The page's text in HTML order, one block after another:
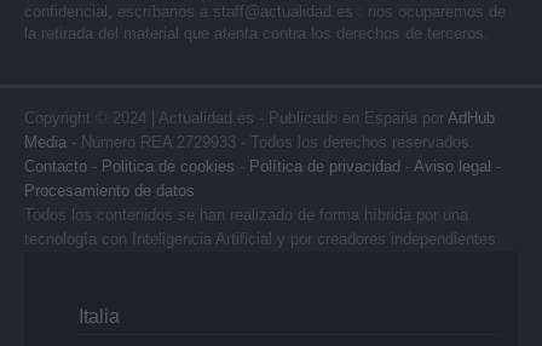
confidencial, escríbanos a staff@actualidad.es : nos ocuparemos de
la retirada del material que atenta contra los derechos de terceros.
Copyright © 2024 | Actualidad.es - Publicado en España por AdHub
Media - Numero REA 2729933 - Todos los derechos reservados.
Contacto - Politica de cookies - Política de privacidad - Aviso legal -
Procesamiento de datos
Todos los contenidos se han realizado de forma híbrida por una
tecnología con Inteligencia Artificial y por creadores independientes
Italia